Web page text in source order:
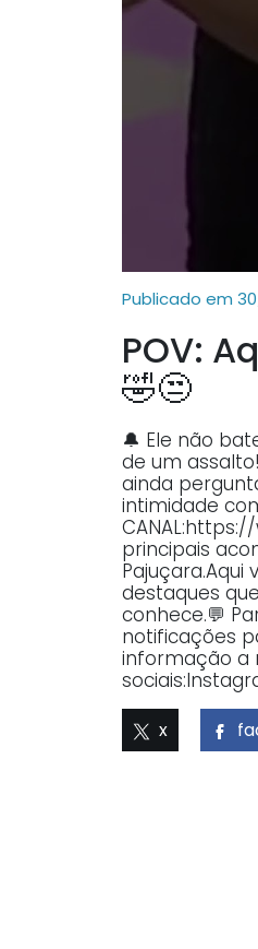
Publicado em
POV:
🤣😒
🔔 Ele não
de um
ainda
intimidade
principais
destaques
conhece.💬
notificações
informação a
x